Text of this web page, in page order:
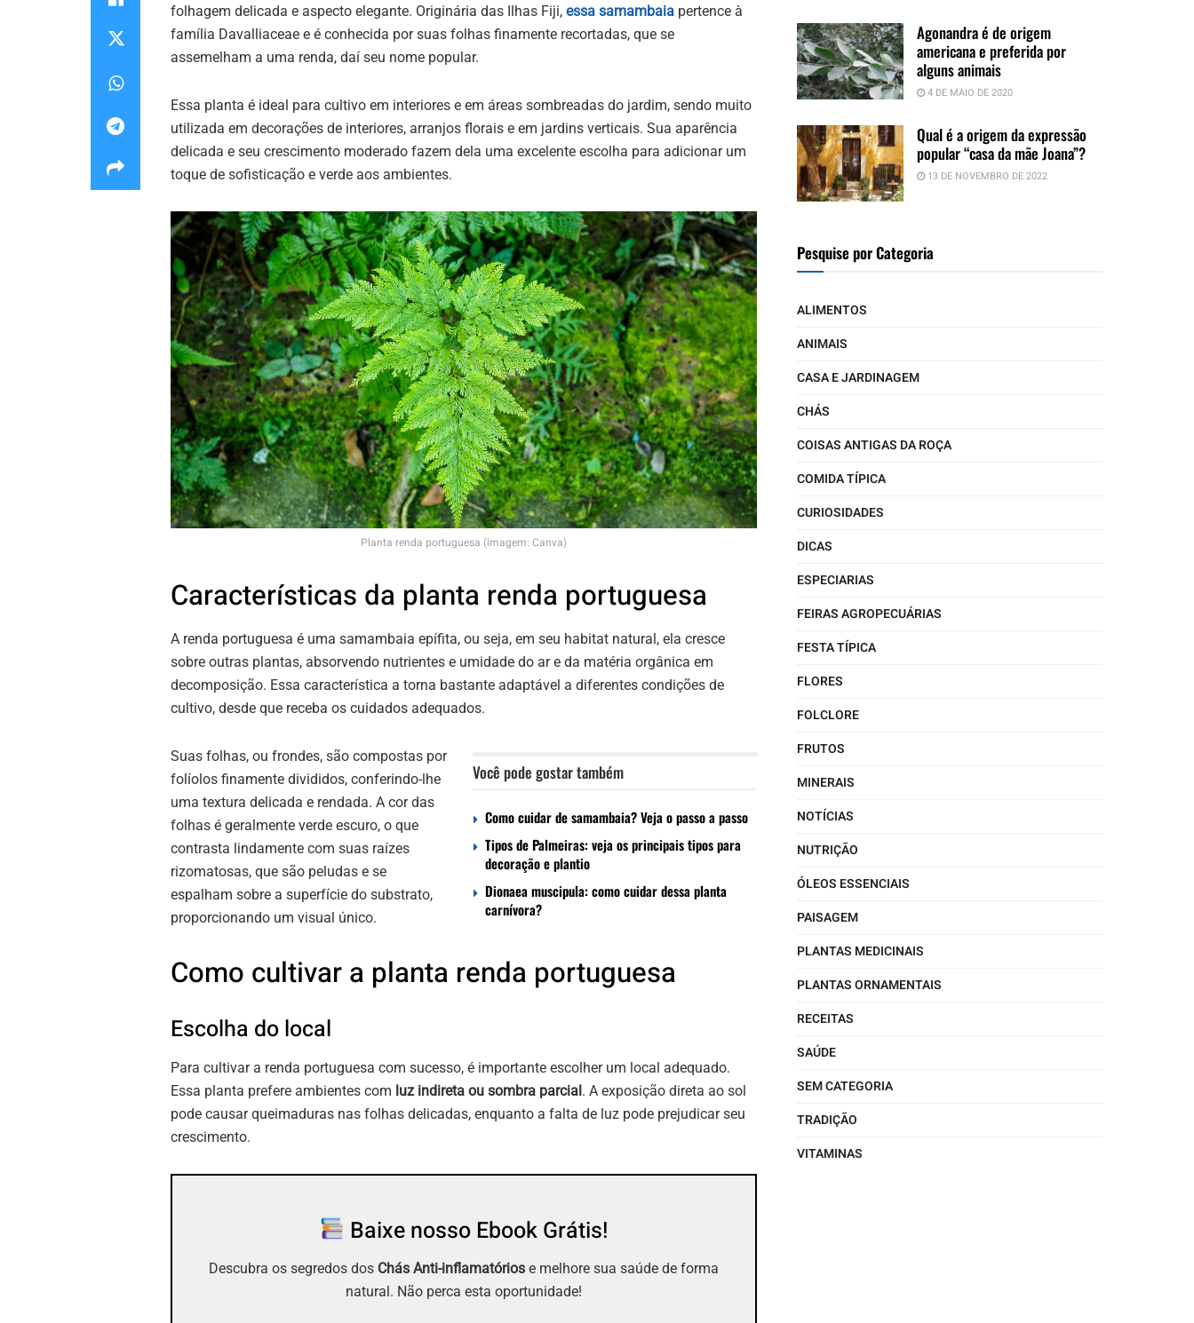
folhagem delicada e aspecto elegante. Originária das Ilhas Fiji, essa samambaia pertence à
família Davalliaceae e é conhecida por suas folhas finamente recortadas, que se
assemelham a uma renda, daí seu nome popular.
Essa planta é ideal para cultivo em interiores e em áreas sombreadas do jardim, sendo muito
utilizada em decorações de interiores, arranjos florais e em jardins verticais. Sua aparência
delicada e seu crescimento moderado fazem dela uma excelente escolha para adicionar um
toque de sofisticação e verde aos ambientes.
Planta renda portuguesa (imagem: Canva)
Características da planta renda portuguesa
A renda portuguesa é uma samambaia epífita, ou seja, em seu habitat natural, ela cresce
sobre outras plantas, absorvendo nutrientes e umidade do ar e da matéria orgânica em
decomposição. Essa característica a torna bastante adaptável a diferentes condições de
cultivo, desde que receba os cuidados adequados.
Você pode gostar também
Como cuidar de samambaia? Veja o passo a passo
Tipos de Palmeiras: veja os principais tipos para
decoração e plantio
Dionaea muscipula: como cuidar dessa planta
carnívora?
Suas folhas, ou frondes, são compostas por
folíolos finamente divididos, conferindo-lhe
uma textura delicada e rendada. A cor das
folhas é geralmente verde escuro, o que
contrasta lindamente com suas raízes
rizomatosas, que são peludas e se
espalham sobre a superfície do substrato,
proporcionando um visual único.
Como cultivar a planta renda portuguesa
Escolha do local
Para cultivar a renda portuguesa com sucesso, é importante escolher um local adequado.
Essa planta prefere ambientes com luz indireta ou sombra parcial. A exposição direta ao sol
pode causar queimaduras nas folhas delicadas, enquanto a falta de luz pode prejudicar seu
crescimento.
Baixe nosso Ebook Grátis!
Descubra os segredos dos Chás Anti-inflamatórios e melhore sua saúde de forma
natural. Não perca esta oportunidade!
Agonandra é de origem
americana e preferida por
alguns animais
4 DE MAIO DE 2020
Qual é a origem da expressão
popular “casa da mãe Joana”?
13 DE NOVEMBRO DE 2022
Pesquise por Categoria
ALIMENTOS
ANIMAIS
CASA E JARDINAGEM
CHÁS
COISAS ANTIGAS DA ROÇA
COMIDA TÍPICA
CURIOSIDADES
DICAS
ESPECIARIAS
FEIRAS AGROPECUÁRIAS
FESTA TÍPICA
FLORES
FOLCLORE
FRUTOS
MINERAIS
NOTÍCIAS
NUTRIÇÃO
ÓLEOS ESSENCIAIS
PAISAGEM
PLANTAS MEDICINAIS
PLANTAS ORNAMENTAIS
RECEITAS
SAÚDE
SEM CATEGORIA
TRADIÇÃO
VITAMINAS